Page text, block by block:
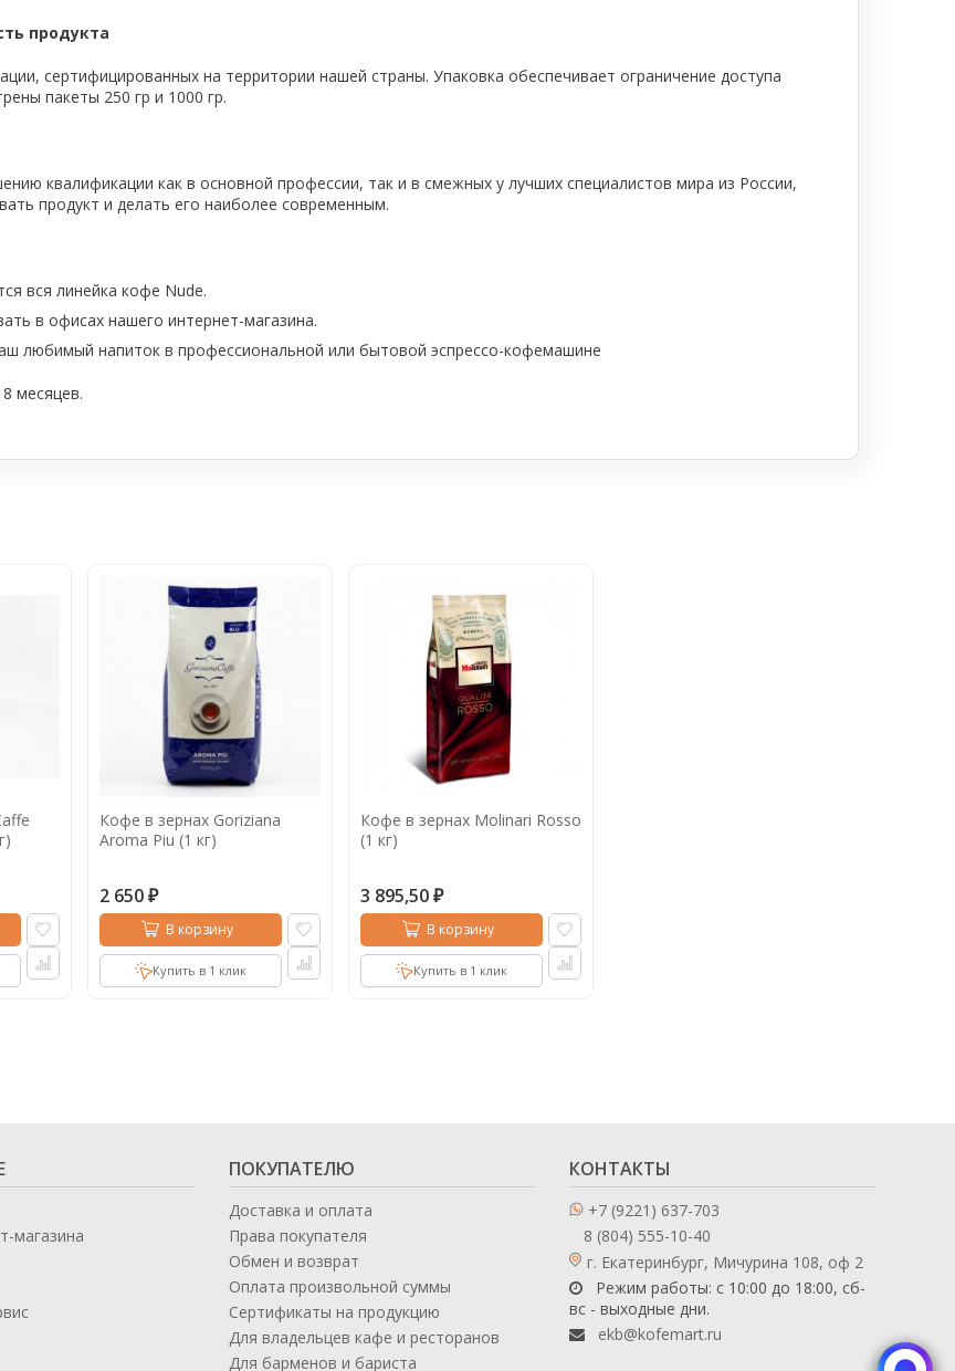
продукта
сертифицированных на территории нашей страны. Упаковка обеспечивает ограничение доступа
пакеты 250 гр и 1000 гр.
квалификации как в основной профессии, так и в смежных у лучших специалистов мира из России,
продукт и делать его наиболее современным.
вся линейка кофе Nude.
в офисах нашего интернет-магазина.
любимый напиток в профессиональной или бытовой эспрессо-кофемашине
месяцев.
Кофе в зернах Goriziana
Aroma Piu (1 кг)
2 650 ₽
В корзину
Купить в 1 клик
Кофе в зернах Molinari Rosso
(1 кг)
3 895,50 ₽
В корзину
Купить в 1 клик
магазина
ПОКУПАТЕЛЮ
Доставка и оплата
Права покупателя
Обмен и возврат
Оплата произвольной суммы
Сертификаты на продукцию
Для владельцев кафе и ресторанов
Для барменов и бариста
КОНТАКТЫ
+7 (9221) 637-703
8 (804) 555-10-40
г. Екатеринбург, Мичурина 108, оф 2
Режим работы: с 10:00 до 18:00, сб-
вс - выходные дни.
ekb@kofemart.ru